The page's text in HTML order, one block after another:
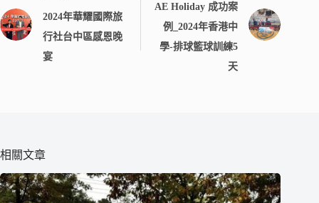
2024年華耀國際旅
行社台中區感恩晚
宴
AE Holiday 成功案
例_2024年香港中
學-排球籃球訓練5
天
相關文章